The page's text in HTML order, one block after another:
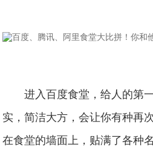
进入百度食堂，给人的第一
实，简洁大方，会让你有种再
在食堂的墙面上，贴满了各种